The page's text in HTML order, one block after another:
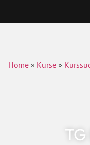
Home » Kurse »